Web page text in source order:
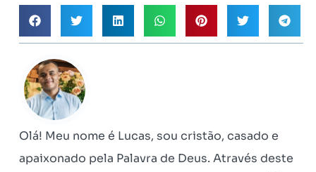
Olá! Meu nome é Lucas, sou cristão, casado e
apaixonado pela Palavra de Deus. Através deste